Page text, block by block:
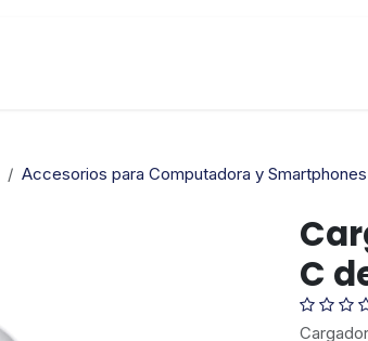
Accesorios para Computadora y Smartphones
C